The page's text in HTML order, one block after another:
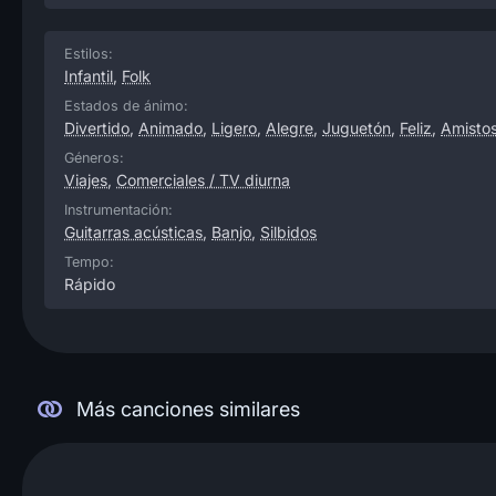
Estilos:
Infantil, Folk
Estados de ánimo:
Divertido, Animado, Ligero, Alegre, Juguetón, Feliz,
Géneros:
Viajes, Comerciales / TV diurna
Instrumentación:
Guitarras acústicas, Banjo, Silbidos
Tempo:
Rápido
Más canciones similares